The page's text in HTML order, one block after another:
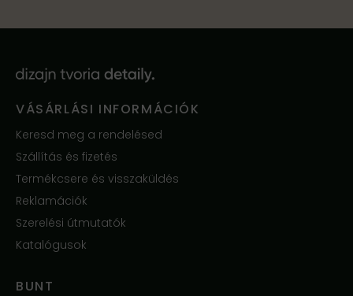
VÁSÁRLÁSI INFORMÁCIÓK
Keresd meg a rendelésed
Szállítás és fizetés
Termékcsere és visszaküldés
Reklamációk
Szerelési útmutatók
Katalógusok
BUNT